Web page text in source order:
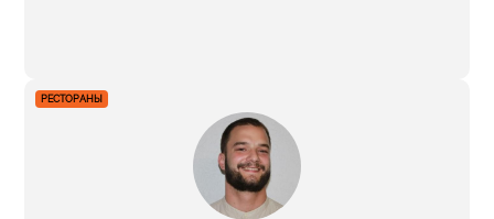
согласились меня попробовать в качестве
РЕСТОРАНЫ